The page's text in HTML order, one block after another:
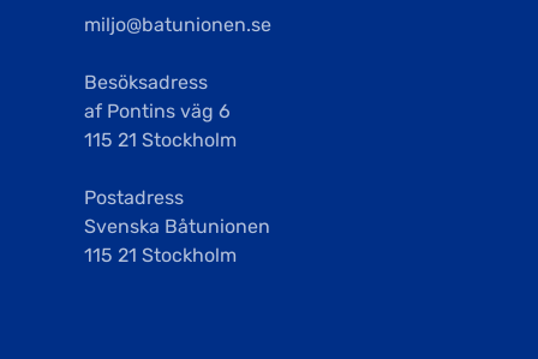
miljo@batunionen.se
Besöksadress
af Pontins väg 6
115 21 Stockholm
Postadress
Svenska Båtunionen
115 21 Stockholm